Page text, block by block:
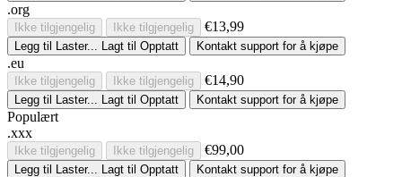
.org
Ikke tilgjengelig Ikke tilgjengelig €13,99
Legg til Laster... Lagt til Opptatt Kontakt support for å kjøpe
.eu
Ikke tilgjengelig Ikke tilgjengelig €14,90
Legg til Laster... Lagt til Opptatt Kontakt support for å kjøpe
Populært
.xxx
Ikke tilgjengelig Ikke tilgjengelig €99,00
Legg til Laster... Lagt til Opptatt Kontakt support for å kjøpe